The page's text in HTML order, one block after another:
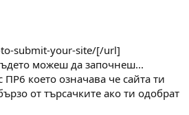
submit-your-site/[/url]
можеш да започнеш...
ПР6 което означава че сайта ти
от търсачките ако ти одобрат